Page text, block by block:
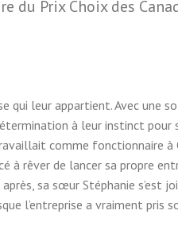
qui leur appartient. Avec une
à leur instinct pour
comme fonctionnaire
à rêver de lancer sa propre
sa sœur Stéphanie s’est
l’entreprise a vraiment pris